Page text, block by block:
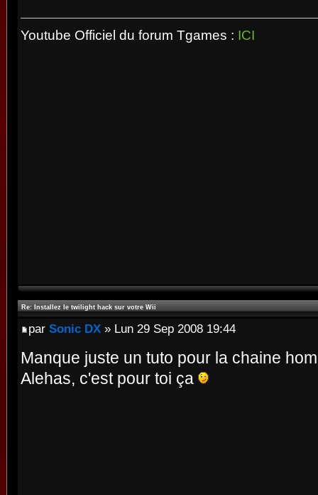
Youtube Officiel du forum Tgames : ICI
Re: Installez le twilight hack sur votre Wii
par Sonic DX » Lun 29 Sep 2008 19:44
Manque juste un tuto pour la chaine
Alehas, c'est pour toi ça